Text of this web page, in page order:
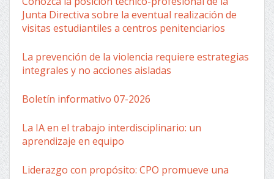
Junta Directiva sobre la eventual realización de
visitas estudiantiles a centros penitenciarios
La prevención de la violencia requiere estrategias
integrales y no acciones aisladas
Boletín informativo 07-2026
La IA en el trabajo interdisciplinario: un
aprendizaje en equipo
Liderazgo con propósito: CPO promueve una